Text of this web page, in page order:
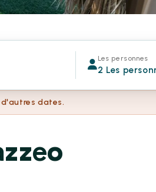
Les personnes
2 Les
dates.